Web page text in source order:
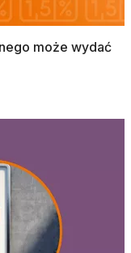
może wydać